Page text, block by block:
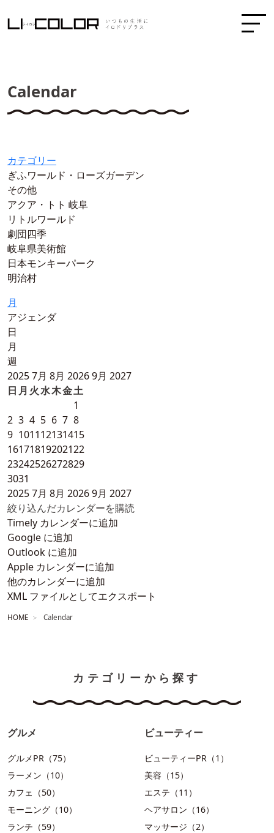
Calendar
カテゴリー
ぎふワールド・ローズガーデン
その他
アクア・トト 岐阜
リトルワールド
劇団四季
岐阜県美術館
日本モンキーパーク
明治村
月
アジェンダ
日
月
週
20257月 8月 20269月 2027
日 月 火水木金土
1
2 3 4 5 6 7 8
9 101112131415
16171819202122
23242526272829
3031
20257月 8月 20269月 2027
絞り込んだカレンダーを購読
Timely カレンダーに追加
Google に追加
Outlook に追加
Apple カレンダーに追加
他のカレンダーに追加
XML ファイルとしてエクスポート
HOME Calendar
カテゴリーから探す
グルメ
グルメPR（75）
ラーメン（10）
カフェ（50）
モーニング（10）
ランチ（59）
ビューティー
ビューティーPR（1）
美容（15）
エステ（11）
ヘアサロン（16）
マッサージ（2）